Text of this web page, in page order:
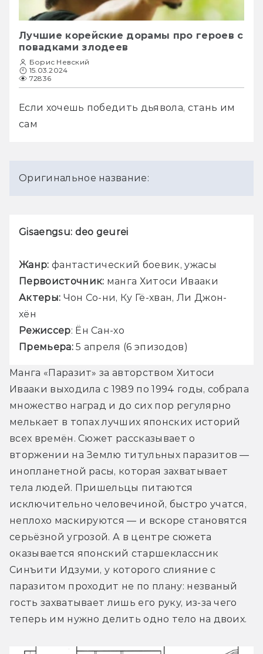
Лучшие корейские дорамы про героев с
повадками злодеев
Борис Невский
15.03.2024
72836
Если хочешь победить дьявола, стань им
сам
Оригинальное название:
Gisaengsu: deo geurei
Жанр: фантастический боевик, ужасы
Первоисточник: манга Хитоси Ивааки
Актеры: Чон Со-ни, Ку Гё-хван, Ли Джон-
хён
Режиссер: Ён Сан-хо
Премьера: 5 апреля (6 эпизодов)
Манга «Паразит» за авторством Хитоси
Ивааки выходила с 1989 по 1994 годы, собрала
множество наград и до сих пор регулярно
мелькает в топах лучших японских историй
всех времён. Сюжет рассказывает о
вторжении на Землю титульных паразитов —
инопланетной расы, которая захватывает
тела людей. Пришельцы питаются
исключительно человечиной, быстро учатся,
неплохо маскируются — и вскоре становятся
серьёзной угрозой. А в центре сюжета
оказывается японский старшеклассник
Синъити Идзуми, у которого слияние с
паразитом проходит не по плану: незваный
гость захватывает лишь его руку, из-за чего
теперь им нужно делить одно тело на двоих.